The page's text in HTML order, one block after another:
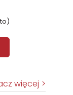
więcej